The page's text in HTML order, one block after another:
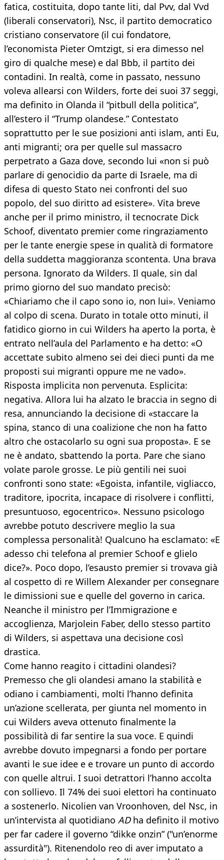
fatica, costituita, dopo tante liti, dal Pvv, dal Vvd
(liberali conservatori), Nsc, il partito democratico
cristiano conservatore (il cui fondatore,
l’economista Pieter Omtzigt, si era dimesso nel
giro di qualche mese) e dal Bbb, il partito dei
contadini. In realtà, come in passato, nessuno
voleva allearsi con Wilders, forte dei suoi 37 seggi,
ma definito in Olanda il “pitbull della politica”,
all’estero il “Trump olandese.” Contestato
soprattutto per le sue posizioni anti islam, anti Eu,
anti migranti; ora per quelle sul massacro
perpetrato a Gaza dove, secondo lui «non si può
parlare di genocidio da parte di Israele, ma di
difesa di questo Stato nei confronti del suo
popolo, del suo diritto ad esistere». Vita breve
anche per il primo ministro, il tecnocrate Dick
Schoof, diventato premier come ringraziamento
per le tante energie spese in qualità di formatore
della suddetta maggioranza scontenta. Una brava
persona. Ignorato da Wilders. Il quale, sin dal
primo giorno del suo mandato precisò:
«Chiariamo che il capo sono io, non lui». Veniamo
al colpo di scena. Durato in totale otto minuti, il
fatidico giorno in cui Wilders ha aperto la porta, è
entrato nell’aula del Parlamento e ha detto: «O
accettate subito almeno sei dei dieci punti da me
proposti sui migranti oppure me ne vado».
Risposta implicita non pervenuta. Esplicita:
negativa. Allora lui ha alzato le braccia in segno di
resa, annunciando la decisione di «staccare la
spina, stanco di una coalizione che non ha fatto
altro che ostacolarlo su ogni sua proposta». E se
ne è andato, sbattendo la porta. Pare che siano
volate parole grosse. Le più gentili nei suoi
confronti sono state: «Egoista, infantile, vigliacco,
traditore, ipocrita, incapace di risolvere i conflitti,
presuntuoso, egocentrico». Nessuno psicologo
avrebbe potuto descrivere meglio la sua
complessa personalità! Qualcuno ha esclamato: «E
adesso chi telefona al premier Schoof e glielo
dice?». Poco dopo, l’esausto premier si trovava già
al cospetto di re Willem Alexander per consegnare
le dimissioni sue e quelle del governo in carica.
Neanche il ministro per l’Immigrazione e
accoglienza, Marjolein Faber, dello stesso partito
di Wilders, si aspettava una decisione così
drastica.
Come hanno reagito i cittadini olandesi?
Premesso che gli olandesi amano la stabilità e
odiano i cambiamenti, molti l’hanno definita
un’azione scellerata, per giunta nel momento in
cui Wilders aveva ottenuto finalmente la
possibilità di far sentire la sua voce. E quindi
avrebbe dovuto impegnarsi a fondo per portare
avanti le sue idee e e trovare un punto di accordo
con quelle altrui. I suoi detrattori l’hanno accolta
con sollievo. Il 74% dei suoi elettori ha continuato
a sostenerlo. Nicolien van Vroonhoven, del Nsc, in
un’intervista al quotidiano ADha definito il motivo
per far cadere il governo “dikke onzin” ("un’enorme
assurdità"). Ritenendolo reo di aver imputato a